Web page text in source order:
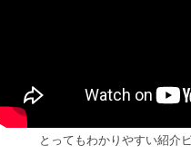
とってもわかりやすい紹介